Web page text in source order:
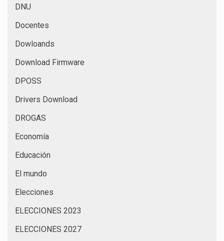
DNU
Docentes
Dowloands
Download Firmware
DPOSS
Drivers Download
DROGAS
Economía
Educación
El mundo
Elecciones
ELECCIONES 2023
ELECCIONES 2027